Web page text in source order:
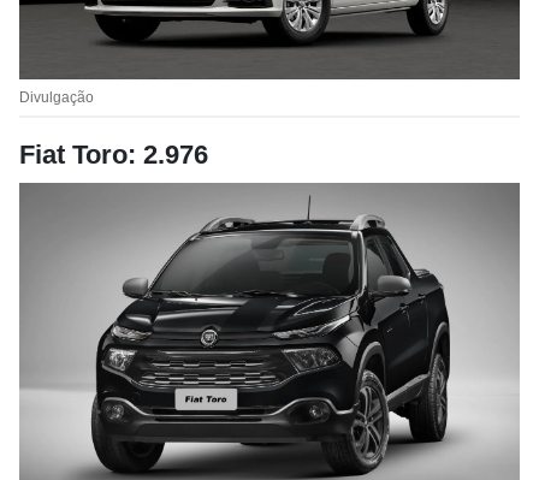
Divulgação
Fiat Toro: 2.976